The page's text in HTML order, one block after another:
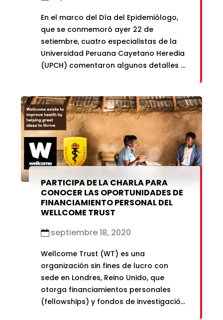
En el marco del Día del Epidemiólogo,
que se conmemoró ayer 22 de
setiembre, cuatro especialistas de la
Universidad Peruana Cayetano Heredia
(UPCH) comentaron algunos detalles al
profesionales, sus campos de estudio,
así como su contribución a la salud y
sociedad.
PARTICIPA DE LA CHARLA PARA
CONOCER LAS OPORTUNIDADES DE
FINANCIAMIENTO PERSONAL DEL
WELLCOME TRUST
septiembre 18, 2020
Wellcome Trust (WT) es una
organización sin fines de lucro con
sede en Londres, Reino Unido, que
otorga financiamientos personales
(fellowships) y fondos de investigación